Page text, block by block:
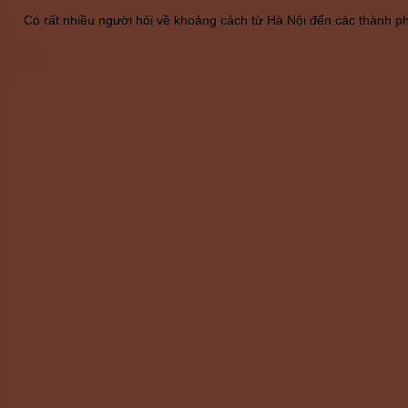
Có rất nhiều người hỏi về khoảng cách từ Hà Nội đến các thành